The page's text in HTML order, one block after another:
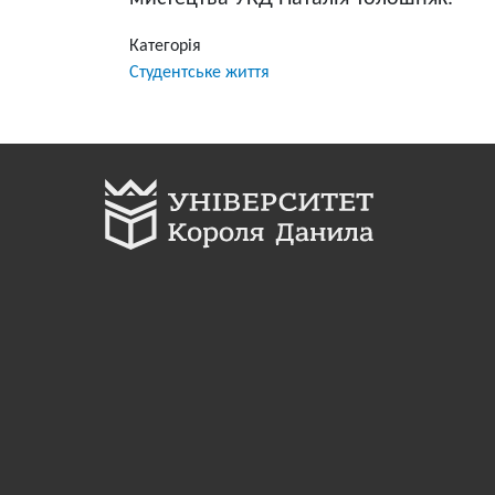
Категорія
Студентське життя